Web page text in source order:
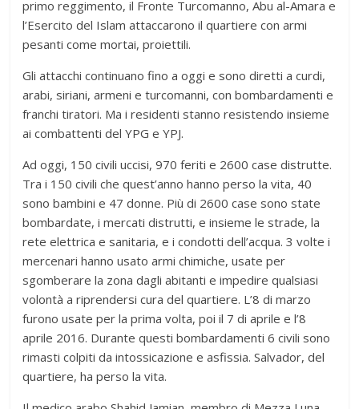
primo reggimento, il Fronte Turcomanno, Abu al-Amara e
l’Esercito del Islam attaccarono il quartiere con armi
pesanti come mortai, proiettili.
Gli attacchi continuano fino a oggi e sono diretti a curdi,
arabi, siriani, armeni e turcomanni, con bombardamenti e
franchi tiratori. Ma i residenti stanno resistendo insieme
ai combattenti del YPG e YPJ.
Ad oggi, 150 civili uccisi, 970 feriti e 2600 case distrutte.
Tra i 150 civili che quest’anno hanno perso la vita, 40
sono bambini e 47 donne. Più di 2600 case sono state
bombardate, i mercati distrutti, e insieme le strade, la
rete elettrica e sanitaria, e i condotti dell’acqua. 3 volte i
mercenari hanno usato armi chimiche, usate per
sgomberare la zona dagli abitanti e impedire qualsiasi
volontà a riprendersi cura del quartiere. L’8 di marzo
furono usate per la prima volta, poi il 7 di aprile e l’8
aprile 2016. Durante questi bombardamenti 6 civili sono
rimasti colpiti da intossicazione e asfissia. Salvador, del
quartiere, ha perso la vita.